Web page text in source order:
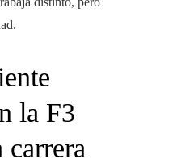
la F3
carrera